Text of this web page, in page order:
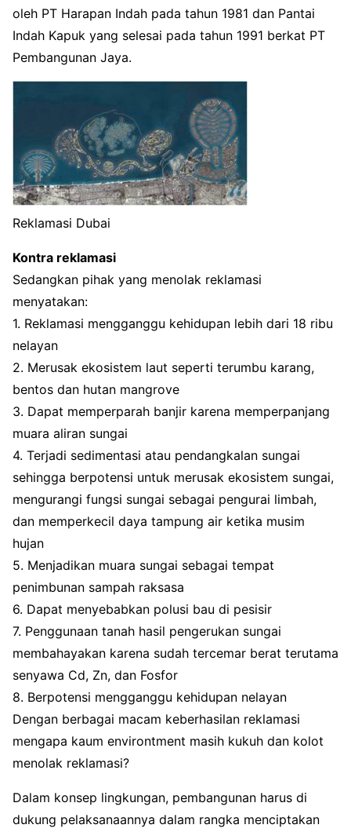
oleh PT Harapan Indah pada tahun 1981 dan Pantai
Indah Kapuk yang selesai pada tahun 1991 berkat PT
Pembangunan Jaya.
Reklamasi Dubai
Kontra reklamasi
Sedangkan pihak yang menolak reklamasi
menyatakan:
1. Reklamasi mengganggu kehidupan lebih dari 18 ribu
nelayan
2. Merusak ekosistem laut seperti terumbu karang,
bentos dan hutan mangrove
3. Dapat memperparah banjir karena memperpanjang
muara aliran sungai
4. Terjadi sedimentasi atau pendangkalan sungai
sehingga berpotensi untuk merusak ekosistem sungai,
mengurangi fungsi sungai sebagai pengurai limbah,
dan memperkecil daya tampung air ketika musim
hujan
5. Menjadikan muara sungai sebagai tempat
penimbunan sampah raksasa
6. Dapat menyebabkan polusi bau di pesisir
7. Penggunaan tanah hasil pengerukan sungai
membahayakan karena sudah tercemar berat terutama
senyawa Cd, Zn, dan Fosfor
8. Berpotensi mengganggu kehidupan nelayan
Dengan berbagai macam keberhasilan reklamasi
mengapa kaum environtment masih kukuh dan kolot
menolak reklamasi?
Dalam konsep lingkungan, pembangunan harus di
dukung pelaksanaannya dalam rangka menciptakan